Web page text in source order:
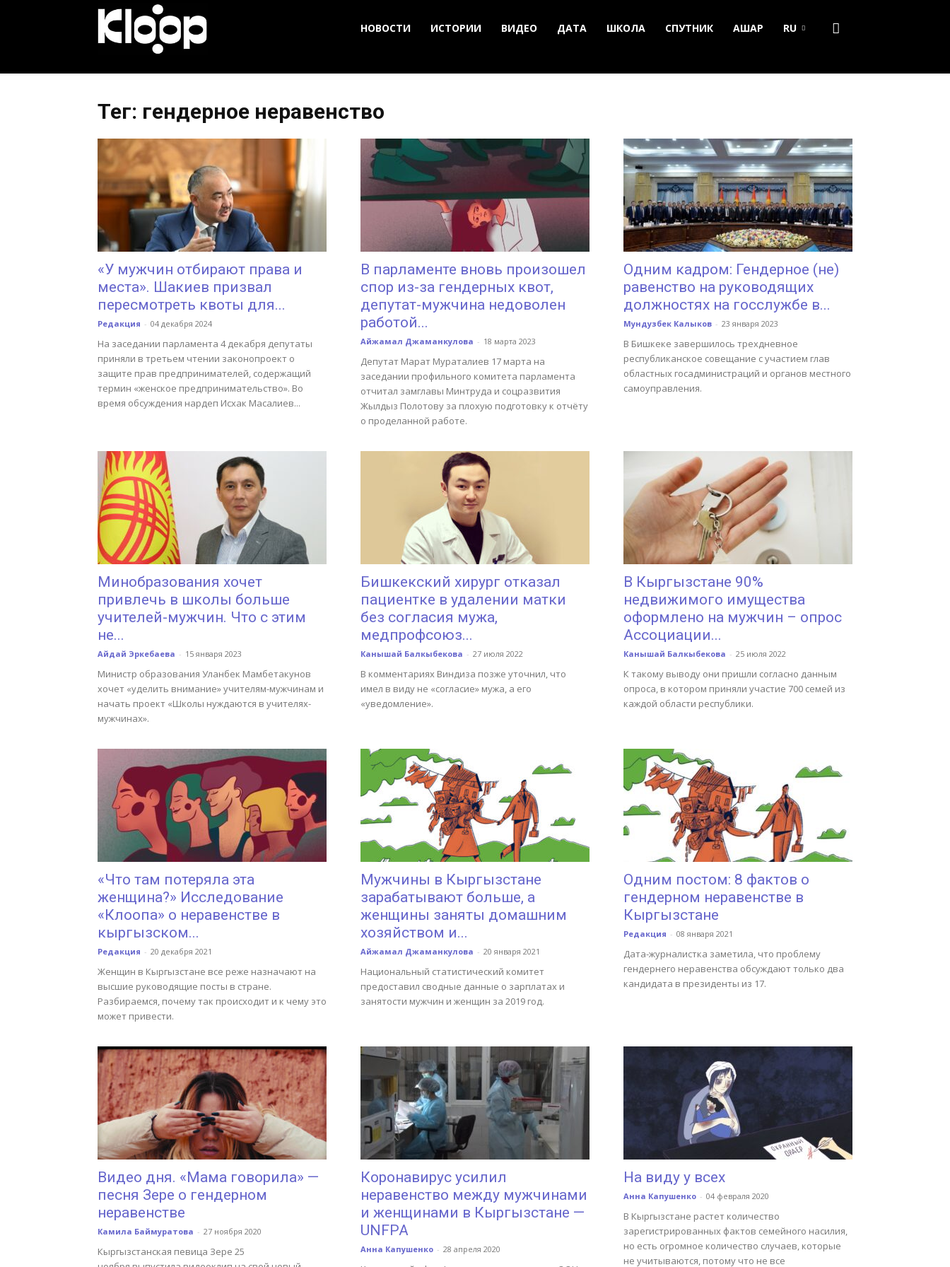
Новости
Кыргызстана
НОВОСТИ ИСТОРИИ ВИДЕО ДАТА ШКОЛА СПУТНИК АШАР RU
Тег: гендерное неравенство
«У мужчин отбирают права и
места». Шакиев призвал
пересмотреть квоты для...
Редакция - 04 декабря 2024
На заседании парламента 4 декабря депутаты
приняли в третьем чтении законопроект о
защите прав предпринимателей, содержащий
термин «женское предпринимательство». Во
время обсуждения нардеп Исхак Масалиев...
В парламенте вновь произошел
спор из-за гендерных квот,
депутат-мужчина недоволен
работой...
Айжамал Джаманкулова - 18 марта 2023
Депутат Марат Мураталиев 17 марта на
заседании профильного комитета парламента
отчитал замглавы Минтруда и соцразвития
Жылдыз Полотову за плохую подготовку к отчёту
о проделанной работе.
Одним кадром: Гендерное (не)
равенство на руководящих
должностях на госслужбе в...
Мундузбек Калыков - 23 января 2023
В Бишкеке завершилось трехдневное
республиканское совещание с участием глав
областных госадминистраций и органов местного
самоуправления.
Минобразования хочет
привлечь в школы больше
учителей-мужчин. Что с этим
не...
Айдай Эркебаева - 15 января 2023
Министр образования Уланбек Мамбетакунов
хочет «уделить внимание» учителям-мужчинам и
начать проект «Школы нуждаются в учителях-
мужчинах».
Бишкекский хирург отказал
пациентке в удалении матки
без согласия мужа,
медпрофсоюз...
Канышай Балкыбекова - 27 июля 2022
В комментариях Виндиза позже уточнил, что
имел в виду не «согласие» мужа, а его
«уведомление».
В Кыргызстане 90%
недвижимого имущества
оформлено на мужчин – опрос
Ассоциации...
Канышай Балкыбекова - 25 июля 2022
К такому выводу они пришли согласно данным
опроса, в котором приняли участие 700 семей из
каждой области республики.
«Что там потеряла эта
женщина?» Исследование
«Клоопа» о неравенстве в
кыргызском...
Редакция - 20 декабря 2021
Женщин в Кыргызстане все реже назначают на
высшие руководящие посты в стране.
Разбираемся, почему так происходит и к чему это
может привести.
Мужчины в Кыргызстане
зарабатывают больше, а
женщины заняты домашним
хозяйством и...
Айжамал Джаманкулова - 20 января 2021
Национальный статистический комитет
предоставил сводные данные о зарплатах и
занятости мужчин и женщин за 2019 год.
Одним постом: 8 фактов о
гендерном неравенстве в
Кыргызстане
Редакция - 08 января 2021
Дата-журналистка заметила, что проблему
гендернего неравенства обсуждают только два
кандидата в президенты из 17.
Видео дня. «Мама говорила» —
песня Зере о гендерном
неравенстве
Камила Баймуратова - 27 ноября 2020
Кыргызстанская певица Зере 25
Коронавирус усилил
неравенство между мужчинами
и женщинами в Кыргызстане —
UNFPA
Анна Капушенко - 28 апреля 2020
На виду у всех
Анна Капушенко - 04 февраля 2020
В Кыргызстане растет количество
зарегистрированных фактов семейного насилия,
но есть огромное количество случаев, которые
не учитываются, потому что не все